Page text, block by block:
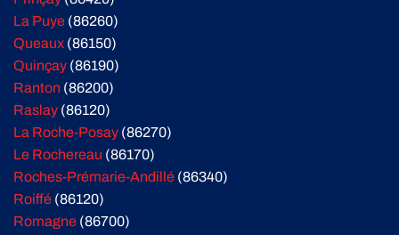
La Puye (86260)
Queaux (86150)
Quinçay (86190)
Ranton (86200)
Raslay (86120)
La Roche-Posay (86270)
Le Rochereau (86170)
Roches-Prémarie-Andillé (86340)
Roiffé (86120)
Romagne (86700)